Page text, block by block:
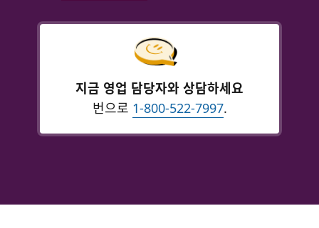
지금 영업 담당자와 상담하세요
번으로 1-800-522-7997.